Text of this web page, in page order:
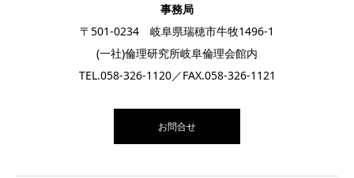
事務局
〒501-0234 岐阜県瑞穂市牛牧1496-1
(一社)倫理研究所岐阜倫理会館内
TEL.058-326-1120／FAX.058-326-1121
お問合せ